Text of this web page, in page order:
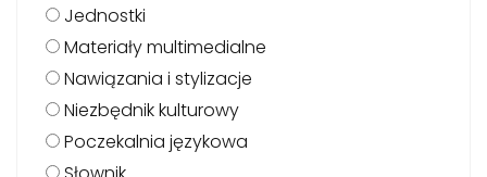
Jednostki
Materiały multimedialne
Nawiązania i stylizacje
Niezbędnik kulturowy
Poczekalnia językowa